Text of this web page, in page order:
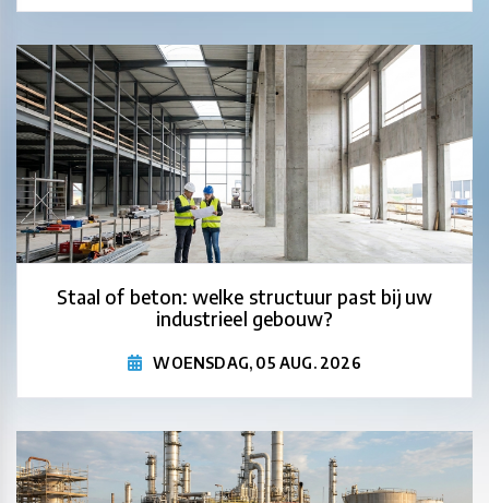
Staal of beton: welke structuur past bij uw
industrieel gebouw?
WOENSDAG, 05 AUG. 2026